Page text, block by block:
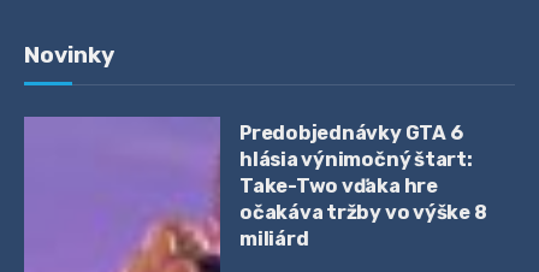
Novinky
Predobjednávky GTA 6
hlásia výnimočný štart:
Take-Two vďaka hre
očakáva tržby vo výške 8
miliárd